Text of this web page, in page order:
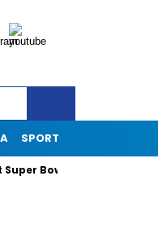
SPORT
Bowl Performances,